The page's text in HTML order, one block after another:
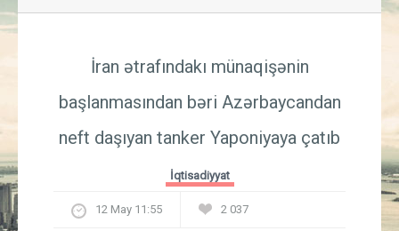
İqtisadiyyat
Güney Azərbaycan
İran ətrafındakı münaqişənin
başlanmasından bəri Azərbaycandan
neft daşıyan tanker Yaponiyaya çatıb
İqtisadiyyat
12 May 11:55 2 037